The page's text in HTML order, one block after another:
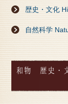
歴史・文化
自然科学
和物 歴史・